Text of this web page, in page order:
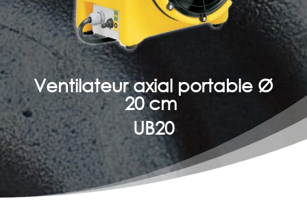
Ventilateur axial portable Ø
20 cm
UB20